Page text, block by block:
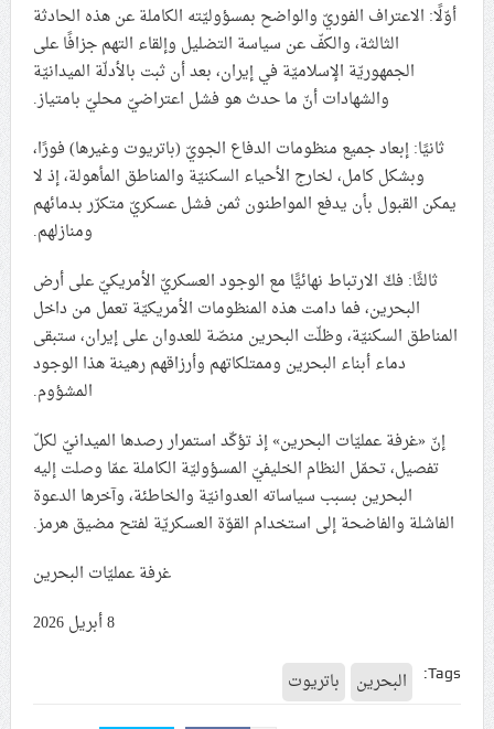
أوّلًا: الاعتراف الفوريّ والواضح بمسؤوليّته الكاملة عن هذه الحادثة
الثالثة، والكفّ عن سياسة التضليل وإلقاء التهم جزافًا على
الجمهوريّة الإسلاميّة في إيران، بعد أن ثبت بالأدلّة الميدانيّة
والشهادات أنّ ما حدث هو فشل اعتراضيّ محليّ بامتياز.
ثانيًا: إبعاد جميع منظومات الدفاع الجويّ (باتريوت وغيرها) فورًا،
وبشكل كامل، لخارج الأحياء السكنيّة والمناطق المأهولة، إذ لا
يمكن القبول بأن يدفع المواطنون ثمن فشل عسكريّ متكرّر بدمائهم
ومنازلهم.
ثالثًا: فكّ الارتباط نهائيًّا مع الوجود العسكريّ الأمريكيّ على أرض
البحرين، فما دامت هذه المنظومات الأمريكيّة تعمل من داخل
المناطق السكنيّة، وظلّت البحرين منصّة للعدوان على إيران، ستبقى
دماء أبناء البحرين وممتلكاتهم وأرزاقهم رهينة هذا الوجود
المشؤوم.
إنّ «غرفة عمليّات البحرين» إذ تؤكّد استمرار رصدها الميدانيّ لكلّ
تفصيل، تحمّل النظام الخليفيّ المسؤوليّة الكاملة عمّا وصلت إليه
البحرين بسبب سياساته العدوانيّة والخاطئة، وآخرها الدعوة
الفاشلة والفاضحة إلى استخدام القوّة العسكريّة لفتح مضيق هرمز.
غرفة عمليّات البحرين
8 أبريل 2026
Tags: البحرين باتريوت